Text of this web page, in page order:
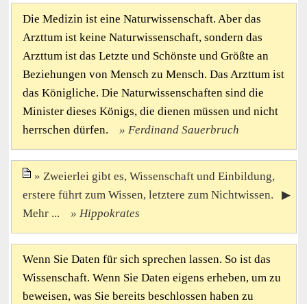
Die Medizin ist eine Naturwissenschaft. Aber das
Arzttum ist keine Naturwissenschaft, sondern das
Arzttum ist das Letzte und Schönste und Größte an
Beziehungen von Mensch zu Mensch. Das Arzttum ist
das Königliche. Die Naturwissenschaften sind die
Minister dieses Königs, die dienen müssen und nicht
herrschen dürfen.
Ferdinand Sauerbruch
Zweierlei gibt es, Wissenschaft und Einbildung,
erstere führt zum Wissen, letztere zum Nichtwissen. ▶
Mehr ...
Hippokrates
Wenn Sie Daten für sich sprechen lassen. So ist das
Wissenschaft. Wenn Sie Daten eigens erheben, um zu
beweisen, was Sie bereits beschlossen haben zu